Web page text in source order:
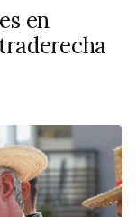
en